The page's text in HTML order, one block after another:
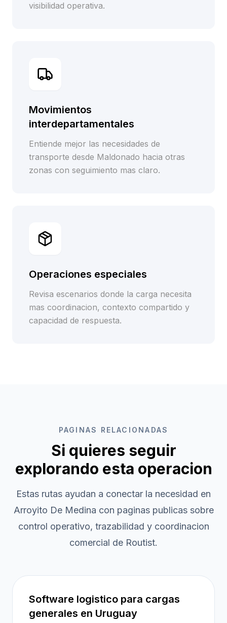
visibilidad operativa.
Movimientos
interdepartamentales
Entiende mejor las necesidades de
transporte desde Maldonado hacia otras
zonas con seguimiento mas claro.
Operaciones especiales
Revisa escenarios donde la carga necesita
mas coordinacion, contexto compartido y
capacidad de respuesta.
PAGINAS RELACIONADAS
Si quieres seguir
explorando esta operacion
Estas rutas ayudan a conectar la necesidad en
Arroyito De Medina con paginas publicas sobre
control operativo, trazabilidad y coordinacion
comercial de Routist.
Software logistico para cargas
generales en Uruguay